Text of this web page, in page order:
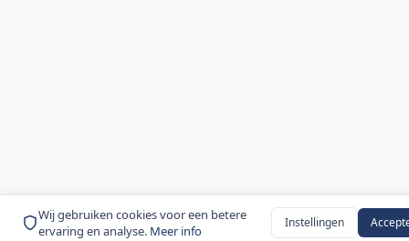
Wij gebruiken cookies voor een betere
ervaring en analyse. Meer info
Instellingen